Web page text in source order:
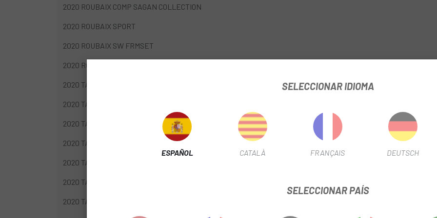
2020 ROUBAIX COMP SAGAN COLLECTION
2020 ROUBAIX SPORT
2020 ROUBAIX SW FRMSET
2020 ROUBAIX SW TEAM FRMSET
2020 TARMAC SL6 BASE DISC
2020 TARMAC SL6 COMP DISC
2020 TARMAC SL6 COMP DISC UDI2
2020 TARMAC SL6 EXPERT DISC UDI2
2020 TARMAC SL6 PRO DISC ETAP
2020 TARMAC SL6 SPORT DISC
2020 TARMAC SL6 SW DISC DI2
SELECCIONAR IDIOMA
ESPAÑOL CATALÀ FRANÇAIS DEUTSCH
SELECCIONAR PAÍS